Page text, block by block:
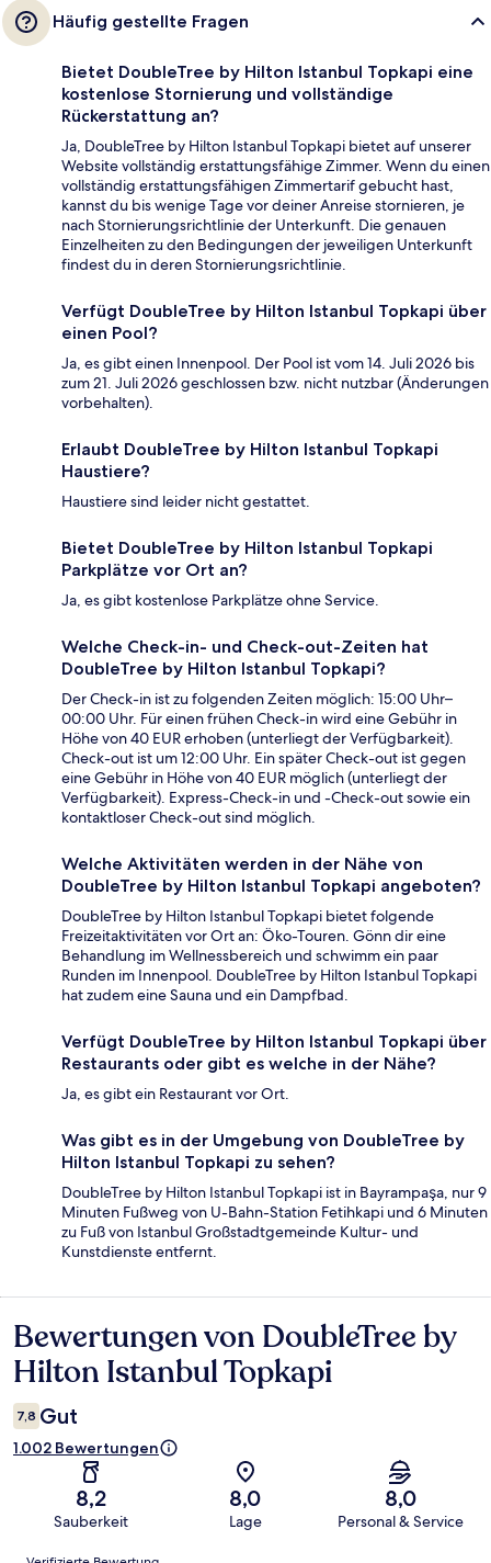
Häufig gestellte Fragen
Bietet DoubleTree by Hilton Istanbul Topkapi eine
kostenlose Stornierung und vollständige
Rückerstattung an?
Ja, DoubleTree by Hilton Istanbul Topkapi bietet auf unserer
Website vollständig erstattungsfähige Zimmer. Wenn du einen
vollständig erstattungsfähigen Zimmertarif gebucht hast,
kannst du bis wenige Tage vor deiner Anreise stornieren, je
nach Stornierungsrichtlinie der Unterkunft. Die genauen
Einzelheiten zu den Bedingungen der jeweiligen Unterkunft
findest du in deren Stornierungsrichtlinie.
Verfügt DoubleTree by Hilton Istanbul Topkapi über
einen Pool?
Ja, es gibt einen Innenpool. Der Pool ist vom 14. Juli 2026 bis
zum 21. Juli 2026 geschlossen bzw. nicht nutzbar (Änderungen
vorbehalten).
Erlaubt DoubleTree by Hilton Istanbul Topkapi
Haustiere?
Haustiere sind leider nicht gestattet.
Bietet DoubleTree by Hilton Istanbul Topkapi
Parkplätze vor Ort an?
Ja, es gibt kostenlose Parkplätze ohne Service.
Welche Check-in- und Check-out-Zeiten hat
DoubleTree by Hilton Istanbul Topkapi?
Der Check-in ist zu folgenden Zeiten möglich: 15:00 Uhr–
00:00 Uhr. Für einen frühen Check-in wird eine Gebühr in
Höhe von 40 EUR erhoben (unterliegt der Verfügbarkeit).
Check-out ist um 12:00 Uhr. Ein später Check-out ist gegen
eine Gebühr in Höhe von 40 EUR möglich (unterliegt der
Verfügbarkeit). Express-Check-in und -Check-out sowie ein
kontaktloser Check-out sind möglich.
Welche Aktivitäten werden in der Nähe von
DoubleTree by Hilton Istanbul Topkapi angeboten?
DoubleTree by Hilton Istanbul Topkapi bietet folgende
Freizeitaktivitäten vor Ort an: Öko-Touren. Gönn dir eine
Behandlung im Wellnessbereich und schwimm ein paar
Runden im Innenpool. DoubleTree by Hilton Istanbul Topkapi
hat zudem eine Sauna und ein Dampfbad.
Verfügt DoubleTree by Hilton Istanbul Topkapi über
Restaurants oder gibt es welche in der Nähe?
Ja, es gibt ein Restaurant vor Ort.
Was gibt es in der Umgebung von DoubleTree by
Hilton Istanbul Topkapi zu sehen?
DoubleTree by Hilton Istanbul Topkapi ist in Bayrampaşa, nur 9
Minuten Fußweg von U-Bahn-Station Fetihkapi und 6 Minuten
zu Fuß von Istanbul Großstadtgemeinde Kultur- und
Kunstdienste entfernt.
Bewertungen
Bewertungen von DoubleTree by
Hilton Istanbul Topkapi
7,8 Gut
1.002 Bewertungen
8,2
Sauberkeit
8,0
Lage
8,0
Personal & Service
Bewertungen